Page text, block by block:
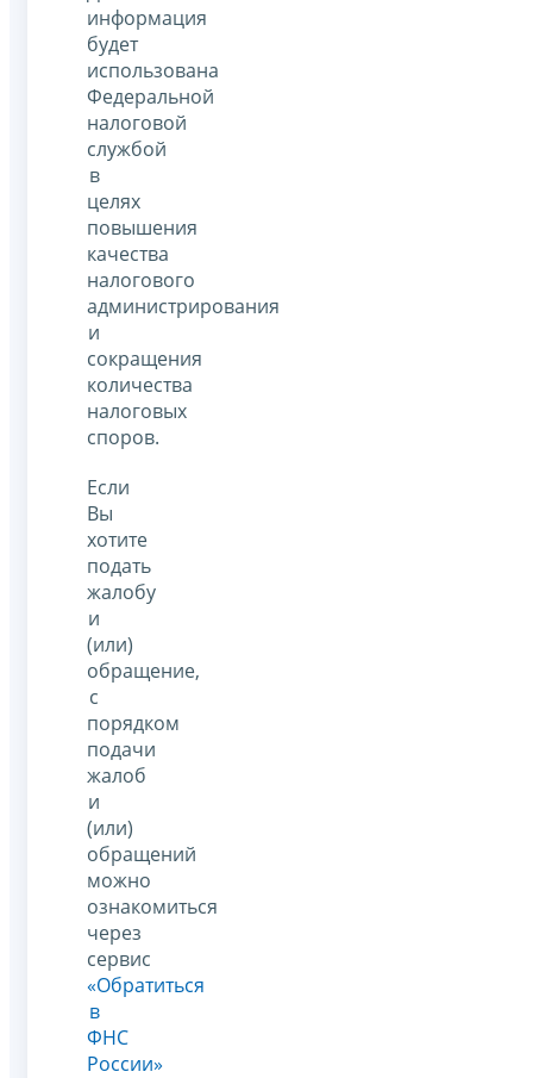
информация
будет
использована
Федеральной
налоговой
службой
в
целях
повышения
качества
налогового
администрирования
и
сокращения
количества
налоговых
споров.
Если
Вы
хотите
подать
жалобу
и
(или)
обращение,
с
порядком
подачи
жалоб
и
(или)
обращений
можно
ознакомиться
через
сервис
«Обратиться
в
ФНС
России»